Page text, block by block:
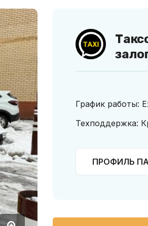
График работы:
Техподдержка:
ПРОФИЛЬ